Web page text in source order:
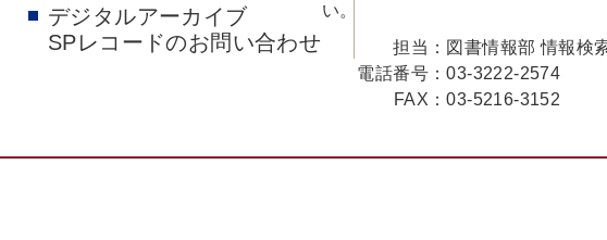
デジタルアーカイブ
SPレコードのお問い合わせ
い。
担当： 図書情報部 情報検
電話番号：03-3222-2574
FAX：03-5216-3152